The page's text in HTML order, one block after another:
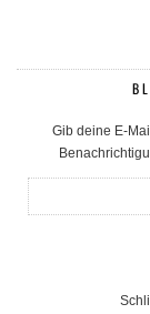
Gib deine E-
E-
Mail-